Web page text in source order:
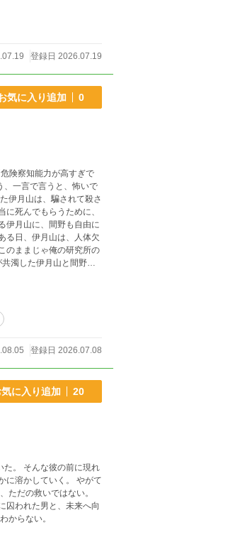
登録日 2026.07.19
気に入り追加 0
い伊月山。 生き残
登録日 2026.07.08
気に入り追加 20
現れ
していく。 やがて
からない。